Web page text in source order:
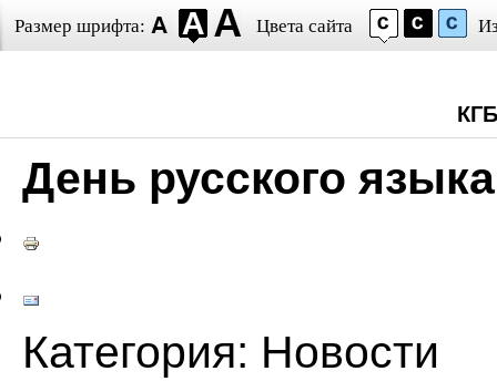
Размер шрифта: Цвета сайта
День русского языка
Категория: Новости